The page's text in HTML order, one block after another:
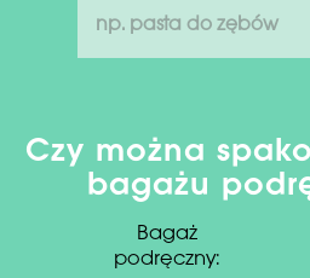
Czy można
bagażu
Bagaż
podręczny: